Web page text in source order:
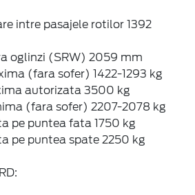
intre pasajele rotilor 1392
oglinzi (SRW) 2059 mm
(fara sofer) 1422-1293 kg
autorizata 3500 kg
(fara sofer) 2207-2078 kg
pe puntea fata 1750 kg
pe puntea spate 2250 kg